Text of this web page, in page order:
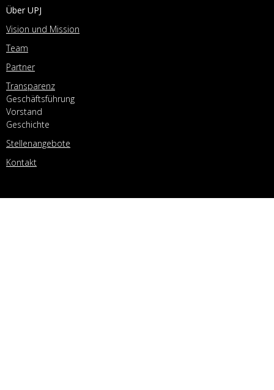
Über UPJ
Vision und Mission
Team
Partner
Transparenz
Geschäftsführung
Vorstand
Geschichte
Stellenangebote
Kontakt